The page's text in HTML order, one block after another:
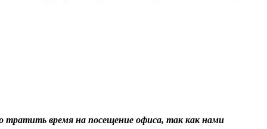
время на посещение офиса, так как нами